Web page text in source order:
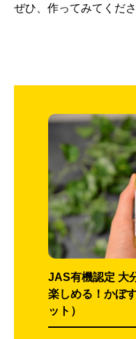
ぜひ、作ってみてくだ
JAS有機認定 大
楽しめる！かぼ
ット）